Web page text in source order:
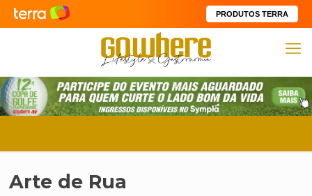
PRODUTOS TERRA
Arte de Rua